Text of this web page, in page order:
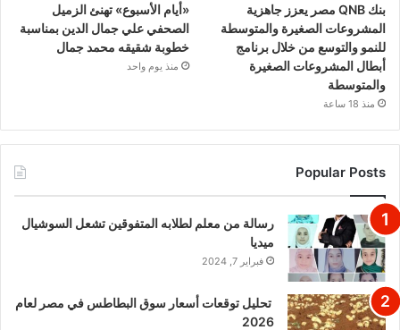
بنك QNB مصر يعزز جاهزية
المشروعات الصغيرة والمتوسطة
للنمو والتوسع من خلال برنامج
أبطال المشروعات الصغيرة
والمتوسطة
منذ 18 ساعة
«أيام الأسبوع» تهنئ الزميل
الصحفي علي جمال الدين بمناسبة
خطوبة شقيقه محمد جمال
منذ يوم واحد
Popular Posts
رسالة من معلم لطلابه المتفوقين تشعل السوشيال
ميديا
فبراير 7, 2024
تحليل توقعات أسعار سوق البطاطس في مصر لعام
2026